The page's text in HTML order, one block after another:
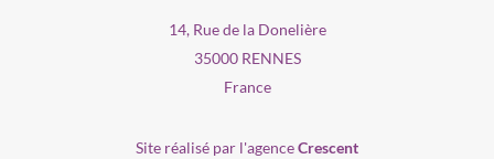
14, Rue de la Donelière
35000 RENNES
France
Site réalisé par l'agenceCrescent